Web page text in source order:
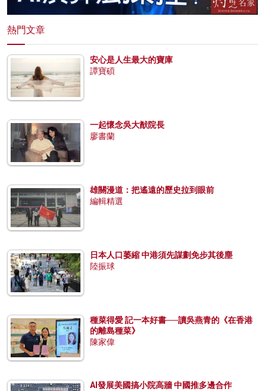
熱門文章
安心是人生最大的寶庫
譚寶碩
一起懷念吳大猷院長
廖書蘭
雄關漫道：把遙遠的歷史拉到眼前
編輯精選
日本人口萎縮 中港須先謀劃免步其後塵
陸振球
種菜得愛 記一本好書──讀吳燕青的《在香港
的離島種菜》
陳家偉
AI發展美國搞小院高牆 中國推多邊合作